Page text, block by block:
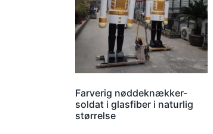
Farverig nøddeknækker-
soldat i glasfiber i naturlig
størrelse